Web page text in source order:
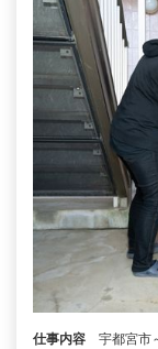
仕事内容
宇都宮市